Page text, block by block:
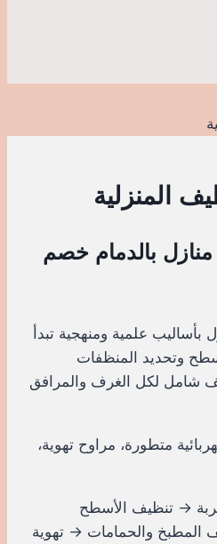
منازل بالدمام خصم
علمية ومنهجية تبدأ
وتحديد المنظفات
شامل لكل الغرف والمرافق
متطورة، مراوح تهوية،
→ تنظيف الأسطح
المطبخ والحمامات → تهوية